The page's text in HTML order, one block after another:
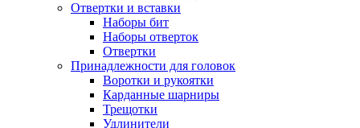
Отвертки и вставки
Наборы бит
Наборы отверток
Отвертки
Принадлежности для головок
Воротки и рукоятки
Карданные шарниры
Трещотки
Удлинители